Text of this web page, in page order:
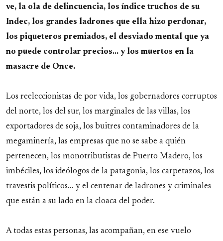
ve, la ola de delincuencia, los índice truchos de su
Indec, los grandes ladrones que ella hizo perdonar,
los piqueteros premiados, el desviado mental que ya
no puede controlar precios... y los muertos en la
masacre de Once.
Los reeleccionistas de por vida, los gobernadores corruptos
del norte, los del sur, los marginales de las villas, los
exportadores de soja, los buitres contaminadores de la
megaminería, las empresas que no se sabe a quién
pertenecen, los monotributistas de Puerto Madero, los
imbéciles, los ideólogos de la patagonia, los carpetazos, los
travestis políticos... y el centenar de ladrones y criminales
que están a su lado en la cloaca del poder.
A todas estas personas, las acompañan, en ese vuelo